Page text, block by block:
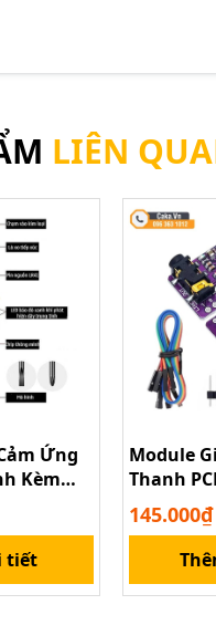
sáng Relay 5V
LIÊN
Ứng
Kèm
tiết
Module
Thanh
145.000₫